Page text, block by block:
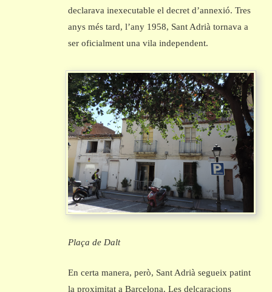
declarava inexecutable el decret d’annexió. Tres
anys més tard, l’any 1958, Sant Adrià tornava a
ser oficialment una vila independent.
Plaça de Dalt
En certa manera, però, Sant Adrià segueix patint
la proximitat a Barcelona. Les delcaracions